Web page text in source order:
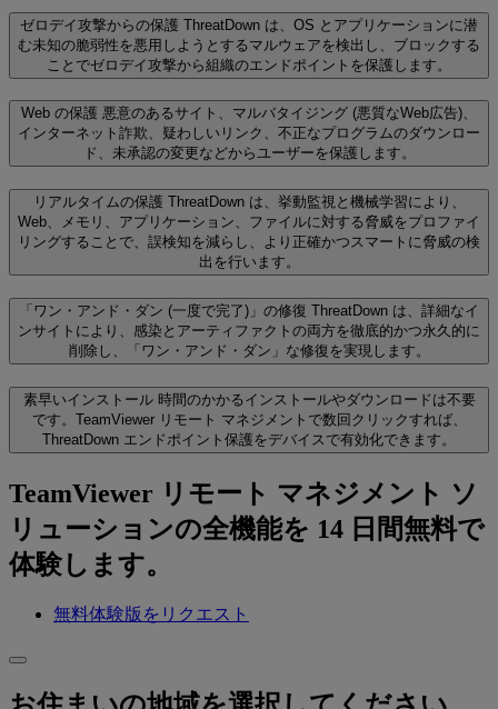
ゼロデイ攻撃からの保護 ThreatDown は、OS とアプリケーションに潜
む未知の脆弱性を悪用しようとするマルウェアを検出し、ブロックする
ことでゼロデイ攻撃から組織のエンドポイントを保護します。
Web の保護 悪意のあるサイト、マルバタイジング (悪質なWeb広告)、
インターネット詐欺、疑わしいリンク、不正なプログラムのダウンロー
ド、未承認の変更などからユーザーを保護します。
リアルタイムの保護 ThreatDown は、挙動監視と機械学習により、
Web、メモリ、アプリケーション、ファイルに対する脅威をプロファイ
リングすることで、誤検知を減らし、より正確かつスマートに脅威の検
出を行います。
「ワン・アンド・ダン (一度で完了)」の修復 ThreatDown は、詳細なイ
ンサイトにより、感染とアーティファクトの両方を徹底的かつ永久的に
削除し、「ワン・アンド・ダン」な修復を実現します。
素早いインストール 時間のかかるインストールやダウンロードは不要
です。TeamViewer リモート マネジメントで数回クリックすれば、
ThreatDown エンドポイント保護をデバイスで有効化できます。
TeamViewer リモート マネジメント ソ
リューションの全機能を 14 日間無料で
体験します。
無料体験版をリクエスト